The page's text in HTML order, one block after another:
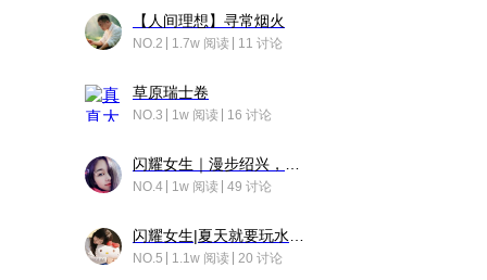
【人间理想】寻常烟火
NO.2 1.7w 阅读 11 讨论
草原瑞士卷
NO.3 1w 阅读 16 讨论
NO.4 1w 阅读 49 讨论
NO.5 1.1w 阅读 20 讨论